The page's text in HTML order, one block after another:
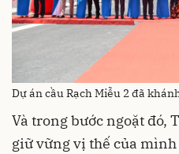
Dự án cầu Rạch Miễu 2 đã
Và trong bước ngoặt đó,
giữ vững vị thế của